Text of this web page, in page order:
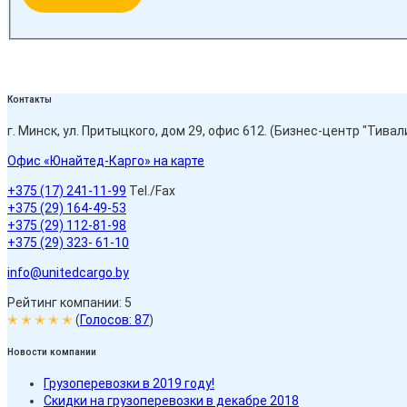
Контакты
г. Минск, ул. Притыцкого, дом 29, офис 612. (Бизнес-центр
Офис «Юнайтед-Карго» на карте
+375 (17) 241-11-99 Tel./Fax
+375 (29) 164-49-53
+375 (29) 112-81-98
+375 (29) 323- 61-10
info@unitedcargo.by
Рейтинг компании: 5
✭ ✭ ✭ ✭ ✭ (Голосов: 87)
Новости компании
Грузоперевозки в 2019 году!
Скидки на грузоперевозки в декабре 2018